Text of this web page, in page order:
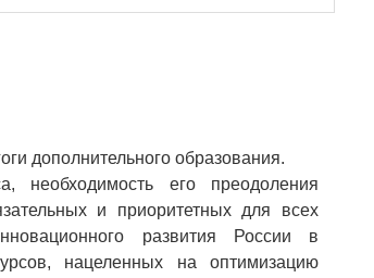
дополнительного образования.
необходимость его преодоления
и приоритетных для всех
развития России в
нацеленных на оптимизацию